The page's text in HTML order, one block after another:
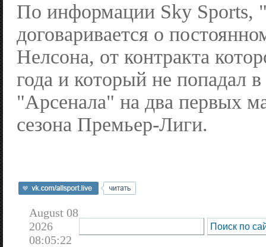
По информации Sky Sports,
договаривается о
Нелсона, от контракта
года и который не попадал в
"Арсенала" на два первых
сезона Премьер-Лиги.
August 08
2026
08:05:22